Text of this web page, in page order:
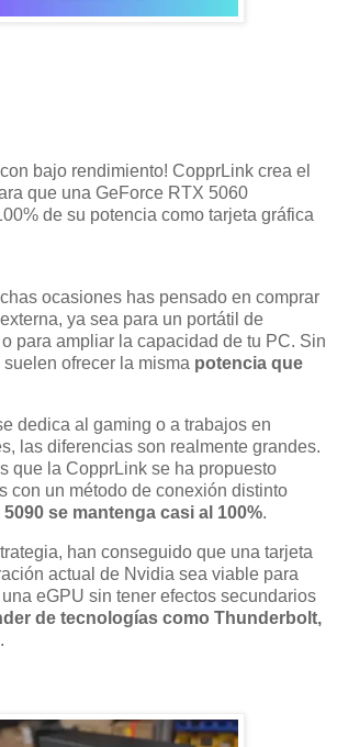
bajo rendimiento! CopprLink crea el
que una GeForce RTX 5060
de su potencia como tarjeta gráfica
ocasiones has pensado en comprar
ya sea para un portátil de
para ampliar la capacidad de tu PC. Sin
ofrecer la misma potencia que
dedica al gaming o a trabajos en
las diferencias son realmente grandes.
que la CopprLink se ha propuesto
con un método de conexión distinto
5090 se mantenga casi al 100%.
han conseguido que una tarjeta
actual de Nvidia sea viable para
eGPU sin tener efectos secundarios
de tecnologías como Thunderbolt,
.